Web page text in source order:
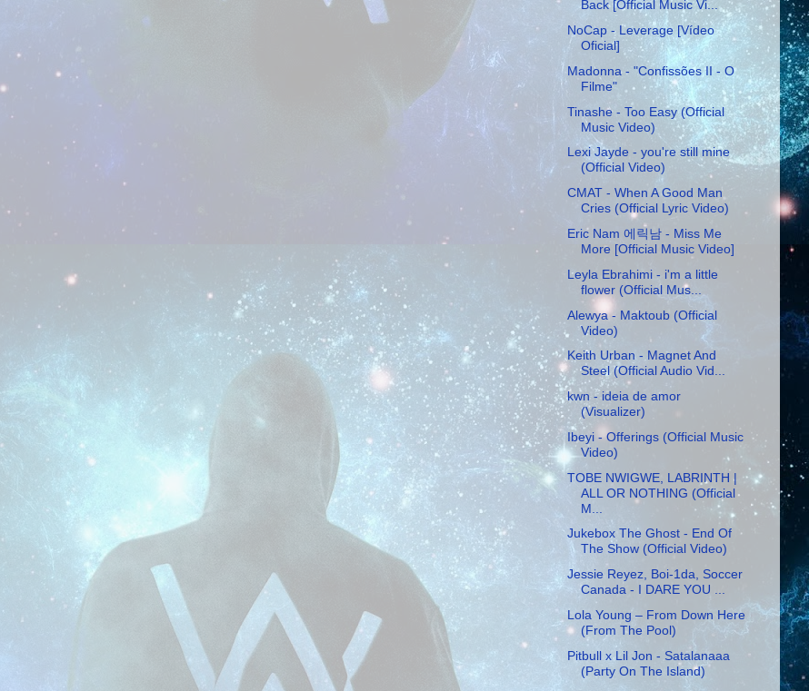
Back [Official Music Vi...
NoCap - Leverage [Vídeo
Oficial]
Madonna - "Confissões II - O
Filme"
Tinashe - Too Easy (Official
Music Video)
Lexi Jayde - you're still mine
(Official Video)
CMAT - When A Good Man
Cries (Official Lyric Video)
Eric Nam 에릭남 - Miss Me
More [Official Music Video]
Leyla Ebrahimi - i'm a little
flower (Official Mus...
Alewya - Maktoub (Official
Video)
Keith Urban - Magnet And
Steel (Official Audio Vid...
kwn - ideia de amor
(Visualizer)
Ibeyi - Offerings (Official Music
Video)
TOBE NWIGWE, LABRINTH |
ALL OR NOTHING (Official
M...
Jukebox The Ghost - End Of
The Show (Official Video)
Jessie Reyez, Boi-1da, Soccer
Canada - I DARE YOU ...
Lola Young – From Down Here
(From The Pool)
Pitbull x Lil Jon - Satalanaaa
(Party On The Island)